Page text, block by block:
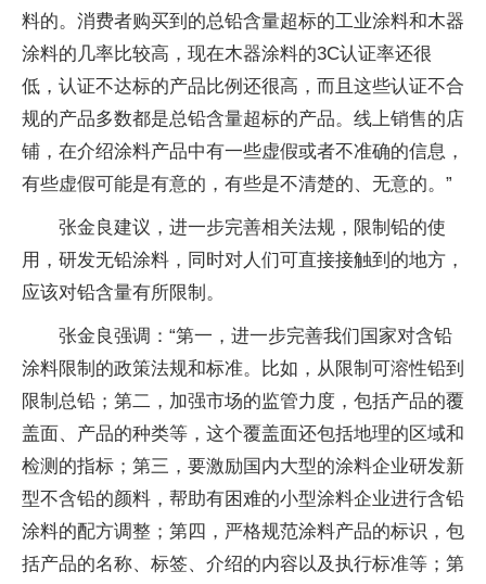
料的。消费者购买到的总铅含量超标的工业涂料和木器
涂料的几率比较高，现在木器涂料的3C认证率还很
低，认证不达标的产品比例还很高，而且这些认证不合
规的产品多数都是总铅含量超标的产品。线上销售的店
铺，在介绍涂料产品中有一些虚假或者不准确的信息，
有些虚假可能是有意的，有些是不清楚的、无意的。”
张金良建议，进一步完善相关法规，限制铅的使
用，研发无铅涂料，同时对人们可直接接触到的地方，
应该对铅含量有所限制。
张金良强调：“第一，进一步完善我们国家对含铅
涂料限制的政策法规和标准。比如，从限制可溶性铅到
限制总铅；第二，加强市场的监管力度，包括产品的覆
盖面、产品的种类等，这个覆盖面还包括地理的区域和
检测的指标；第三，要激励国内大型的涂料企业研发新
型不含铅的颜料，帮助有困难的小型涂料企业进行含铅
涂料的配方调整；第四，严格规范涂料产品的标识，包
括产品的名称、标签、介绍的内容以及执行标准等；第